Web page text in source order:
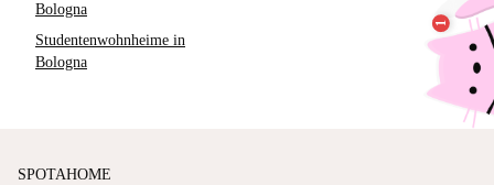
Bologna
Studentenwohnheime in
Bologna
SPOTAHOME